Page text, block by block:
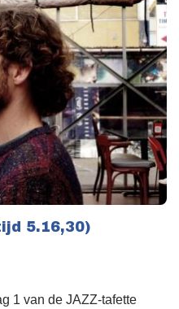
5.16,30)
1 van de JAZZ-tafette